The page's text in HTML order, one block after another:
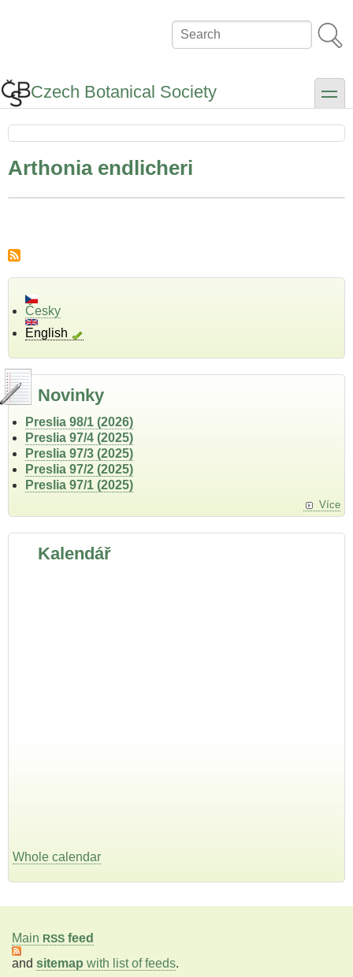
Search
Czech Botanical Society toggle
Arthonia endlicheri
Česky
English
Novinky
Preslia 98/1 (2026)
Preslia 97/4 (2025)
Preslia 97/3 (2025)
Preslia 97/2 (2025)
Preslia 97/1 (2025)
Více
Kalendář
Whole calendar
Main RSS feed
and sitemap with list of feeds.